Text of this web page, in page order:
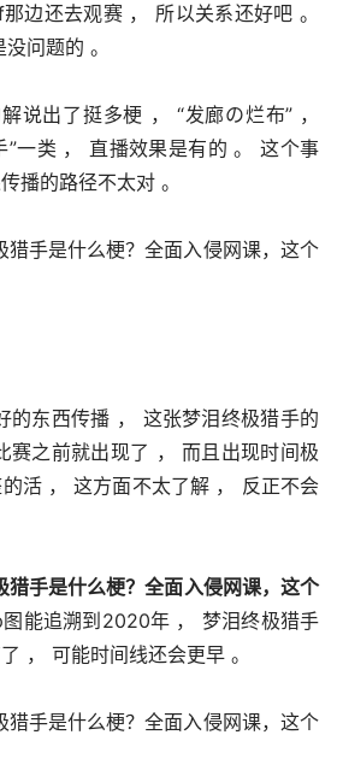
边还去观赛 ， 所以关系还好吧 。
问题的 。
说出了挺多梗 ， “发廊の烂布” ，
”一类 ， 直播效果是有的 。 这个事
播的路径不太对 。
的东西传播 ， 这张梦泪终极猎手的
赛之前就出现了 ， 而且出现时间极
活 ， 这方面不太了解 ， 反正不会
猎手是什么梗？全面入侵网课，这个
能追溯到2020年 ， 梦泪终极猎手
， 可能时间线还会更早 。